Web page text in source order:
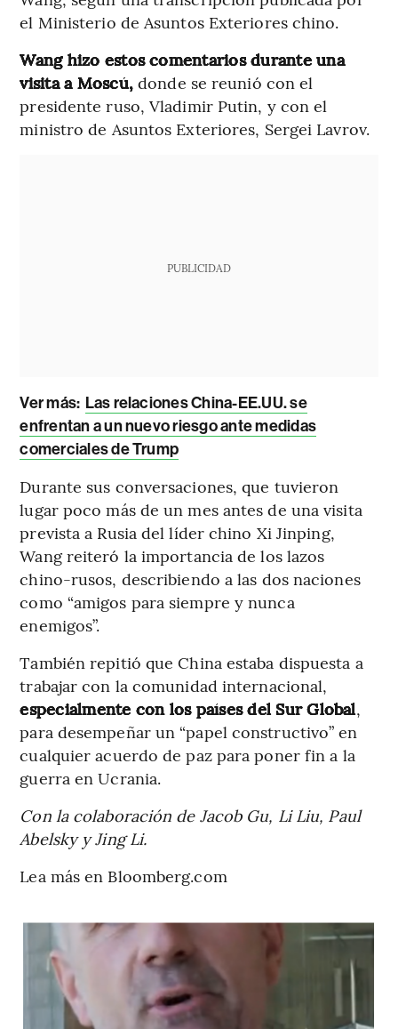
el Ministerio de Asuntos Exteriores chino.
Wang hizo estos comentarios durante una
visita a Moscú, donde se reunió con el
presidente ruso, Vladimir Putin, y con el
ministro de Asuntos Exteriores, Sergei Lavrov.
PUBLICIDAD
Ver más: Las relaciones China-EE.UU. se
enfrentan a un nuevo riesgo ante medidas
comerciales de Trump
Durante sus conversaciones, que tuvieron
lugar poco más de un mes antes de una visita
prevista a Rusia del líder chino Xi Jinping,
Wang reiteró la importancia de los lazos
chino-rusos, describiendo a las dos naciones
como “amigos para siempre y nunca
enemigos”.
También repitió que China estaba dispuesta a
trabajar con la comunidad internacional,
especialmente con los países del Sur Global,
para desempeñar un “papel constructivo” en
cualquier acuerdo de paz para poner fin a la
guerra en Ucrania.
Con la colaboración de Jacob Gu, Li Liu, Paul
Abelsky y Jing Li.
Lea más en Bloomberg.com